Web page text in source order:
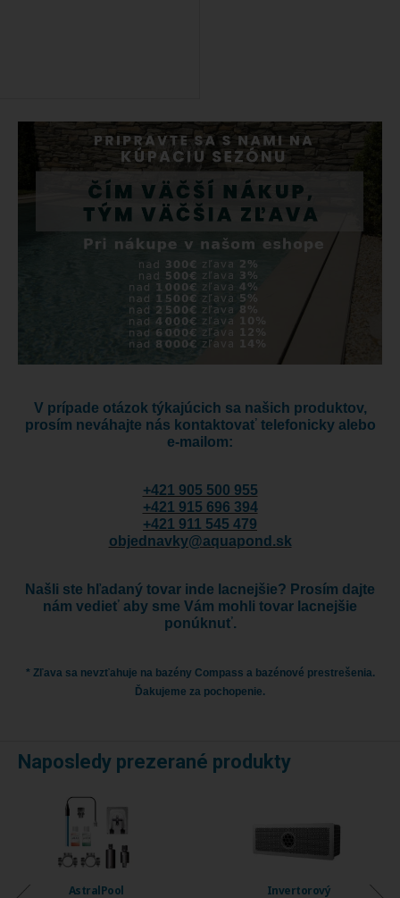
V prípade otázok týkajúcich sa našich produktov,
prosím neváhajte nás kontaktovať telefonicky alebo
e-mailom:
+421 905 500 955
+421 915 696 394
+421 911 545 479
objednavky@aquapond.sk
Našli ste hľadaný tovar inde lacnejšie? Prosím dajte
nám vedieť aby sme Vám mohli tovar lacnejšie
ponúknuť.
* Zľava sa nevzťahuje na bazény Compass a bazénové prestrešenia.
Ďakujeme za pochopenie.
Naposledy prezerané produkty
AstralPool
Invertorový